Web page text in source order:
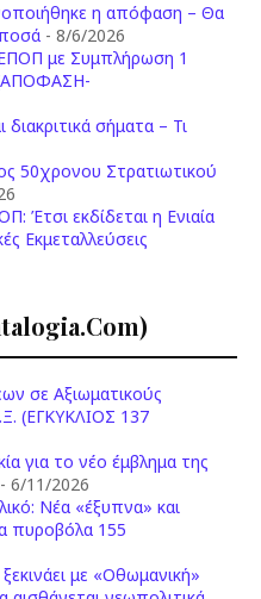
η απόφαση – Θα
- 8/6/2026
ΕΠΟΠ με Συμπλήρωση 1
(ΑΠΟΦΑΣΗ-
σήματα – Τι
50χρονου Στρατιωτικού
Έτσι εκδίδεται η Ενιαία
Εκμεταλλεύσεις
σε Αξιωματικούς
(ΕΓΚΥΚΛΙΟΣ 137
για το νέο έμβλημα της
- 6/11/2026
Νέα «έξυπνα» και
πυροβόλα 155
με «Οθωμανική»